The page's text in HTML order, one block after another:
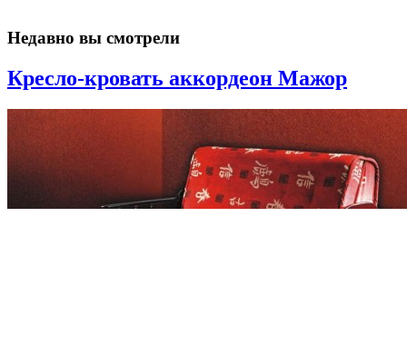
Недавно вы смотрели
Кресло-кровать аккордеон Мажор